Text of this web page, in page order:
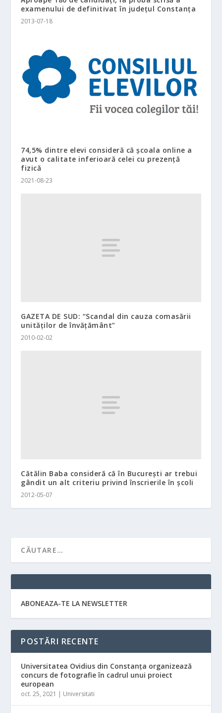
examenului de definitivat în județul Constanţa
2013-07-18
74,5% dintre elevi consideră că şcoala online a
avut o calitate inferioară celei cu prezenţă
fizică
2021-08-23
GAZETA DE SUD: “Scandal din cauza comasării
unităţilor de învăţământ”
2010-02-02
Cătălin Baba consideră că în Bucureşti ar trebui
gândit un alt criteriu privind înscrierile în şcoli
2012-05-07
ABONEAZA-TE LA NEWSLETTER
POSTĂRI RECENTE
Universitatea Ovidius din Constanța organizează
concurs de fotografie în cadrul unui proiect
european
oct. 25, 2021 | Universitati